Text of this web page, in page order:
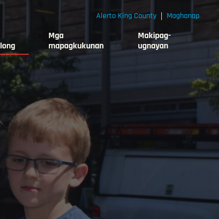
Mga
mapagkukunan
Makipag-
ugnayan
Alerto King County Maghanap